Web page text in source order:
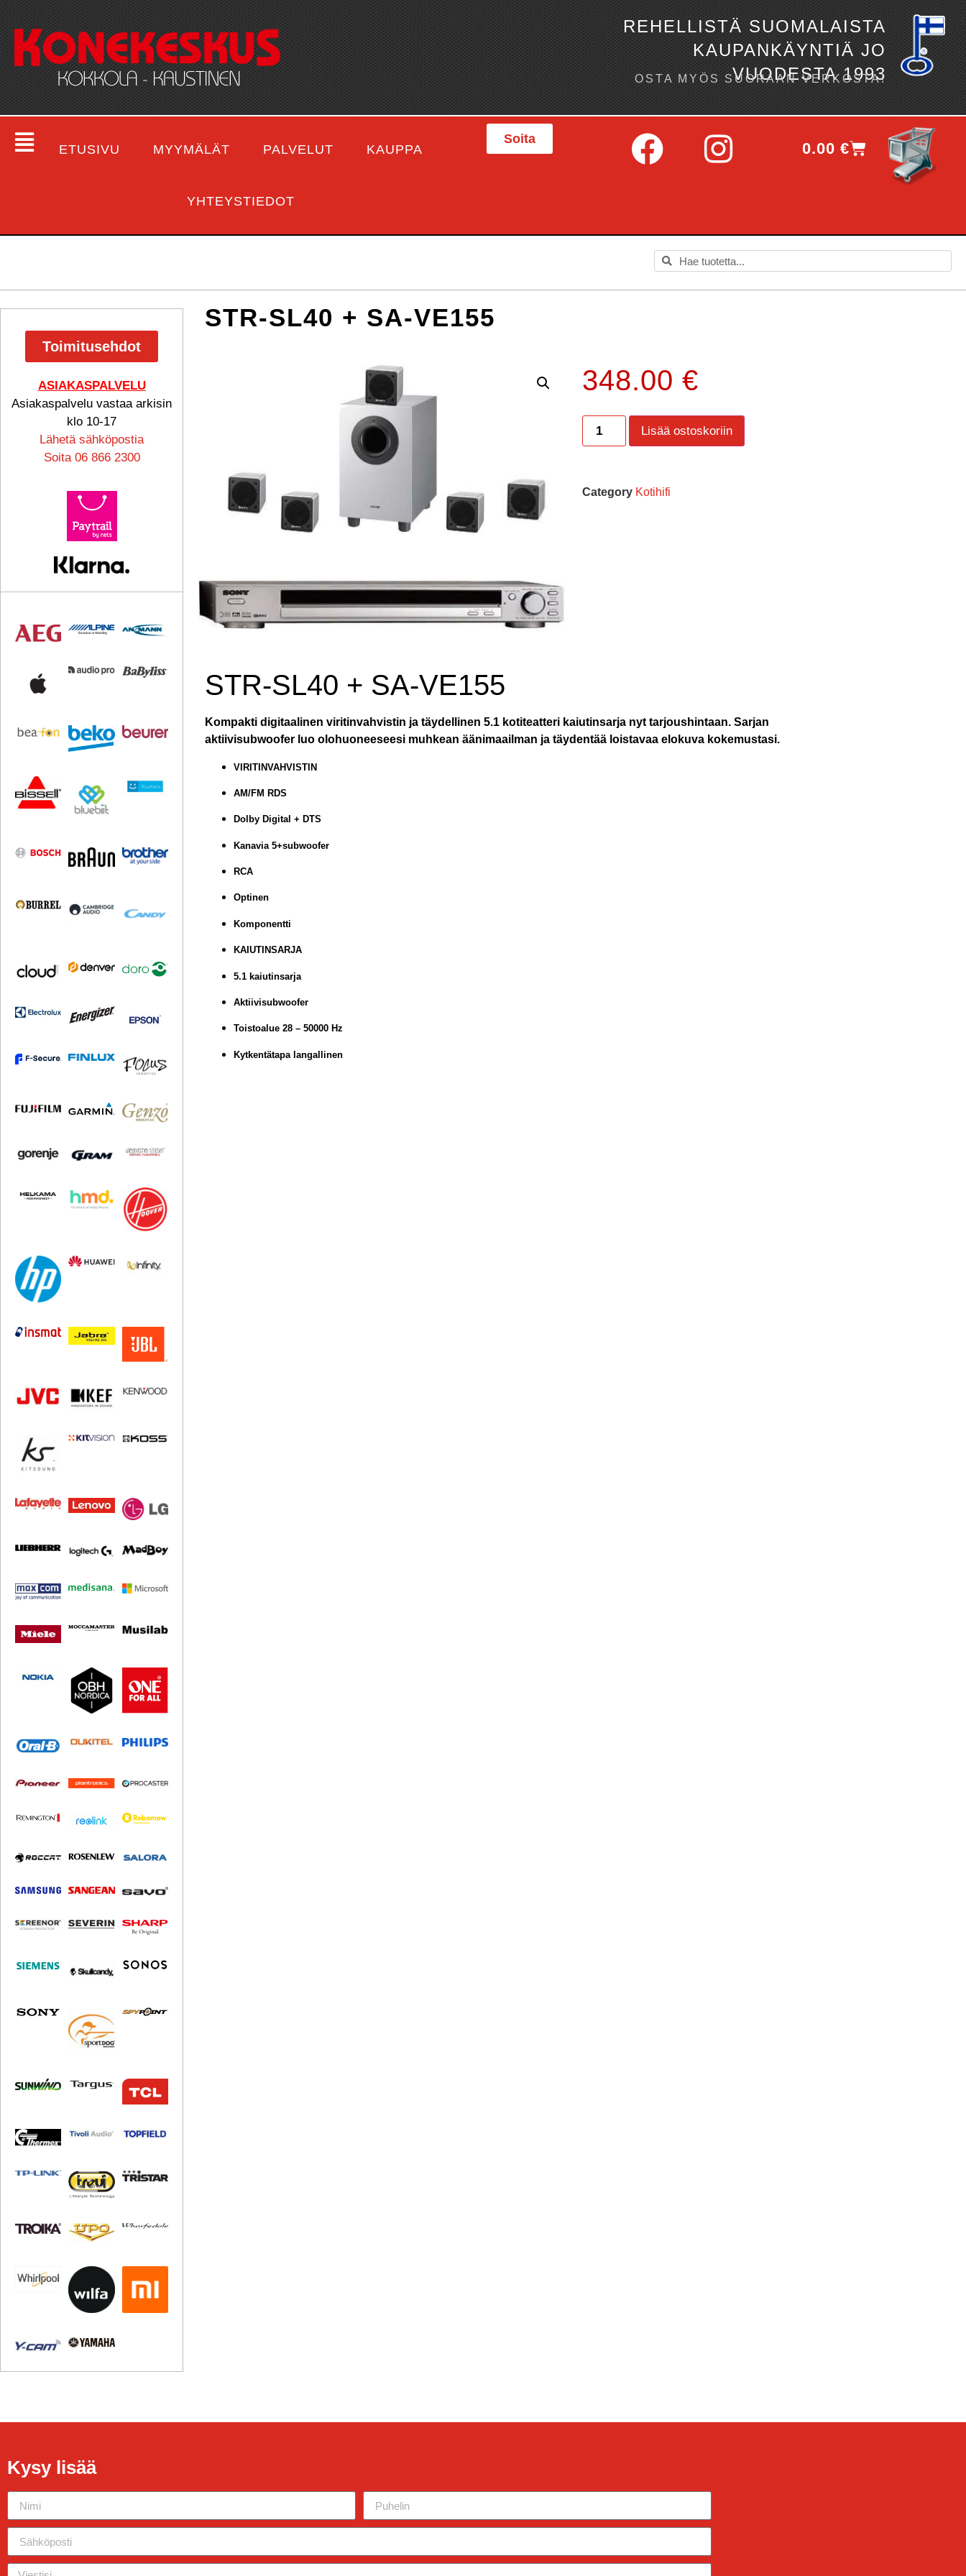
REHELLISTÄ SUOMALAISTA
KAUPANKÄYNTIÄ JO
VUODESTA 1993
OSTA MYÖS SUORAAN VERKOSTA!
ETUSIVU MYYMÄLÄT PALVELUT KAUPPA
YHTEYSTIEDOT
Soita
0.00€
Toimitusehdot
ASIAKASPALVELU
Asiakaspalvelu vastaa arkisin
klo 10-17
Lähetä sähköpostia
Soita 06 866 2300
STR-SL40 + SA-VE155
348.00 €
Lisää ostoskoriin
Category Kotihifi
STR-SL40 + SA-VE155
Kompakti digitaalinen viritinvahvistin ja täydellinen 5.1 kotiteatteri kaiutinsarja nyt tarjoushintaan. Sarjan
aktiivisubwoofer luo olohuoneeseesi muhkean äänimaailman ja täydentää loistavaa elokuva kokemustasi.
VIRITINVAHVISTIN
AM/FM RDS
Dolby Digital + DTS
Kanavia 5+subwoofer
RCA
Optinen
Komponentti
KAIUTINSARJA
5.1 kaiutinsarja
Aktiivisubwoofer
Toistoalue 28 – 50000 Hz
Kytkentätapa langallinen
Kysy lisää